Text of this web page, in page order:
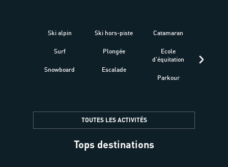
Ski alpin
Surf
Snowboard
Ski hors-piste
Plongée
Escalade
Catamaran
Ecole
d'équitation
Parkour
TOUTES LES ACTIVITÉS
Tops destinations